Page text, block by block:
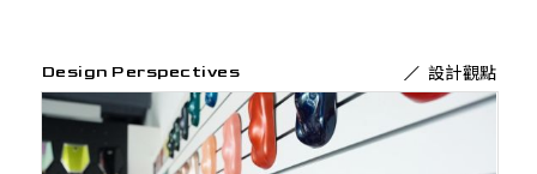
Design Perspectives 設計觀點